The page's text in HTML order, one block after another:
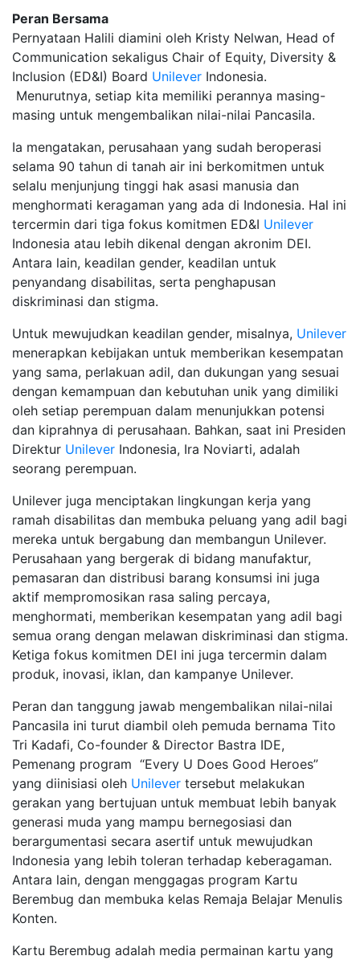
Peran Bersama
Pernyataan Halili diamini oleh Kristy Nelwan, Head of
Communication sekaligus Chair of Equity, Diversity &
Inclusion (ED&I) Board Unilever Indonesia.
Menurutnya, setiap kita memiliki perannya masing-
masing untuk mengembalikan nilai-nilai Pancasila.
Ia mengatakan, perusahaan yang sudah beroperasi
selama 90 tahun di tanah air ini berkomitmen untuk
selalu menjunjung tinggi hak asasi manusia dan
menghormati keragaman yang ada di Indonesia. Hal ini
tercermin dari tiga fokus komitmen ED&I Unilever
Indonesia atau lebih dikenal dengan akronim DEI.
Antara lain, keadilan gender, keadilan untuk
penyandang disabilitas, serta penghapusan
diskriminasi dan stigma.
Untuk mewujudkan keadilan gender, misalnya, Unilever
menerapkan kebijakan untuk memberikan kesempatan
yang sama, perlakuan adil, dan dukungan yang sesuai
dengan kemampuan dan kebutuhan unik yang dimiliki
oleh setiap perempuan dalam menunjukkan potensi
dan kiprahnya di perusahaan. Bahkan, saat ini Presiden
Direktur Unilever Indonesia, Ira Noviarti, adalah
seorang perempuan.
Unilever juga menciptakan lingkungan kerja yang
ramah disabilitas dan membuka peluang yang adil bagi
mereka untuk bergabung dan membangun Unilever.
Perusahaan yang bergerak di bidang manufaktur,
pemasaran dan distribusi barang konsumsi ini juga
aktif mempromosikan rasa saling percaya,
menghormati, memberikan kesempatan yang adil bagi
semua orang dengan melawan diskriminasi dan stigma.
Ketiga fokus komitmen DEI ini juga tercermin dalam
produk, inovasi, iklan, dan kampanye Unilever.
Peran dan tanggung jawab mengembalikan nilai-nilai
Pancasila ini turut diambil oleh pemuda bernama Tito
Tri Kadafi, Co-founder & Director Bastra IDE,
Pemenang program “Every U Does Good Heroes”
yang diinisiasi oleh Unilever tersebut melakukan
gerakan yang bertujuan untuk membuat lebih banyak
generasi muda yang mampu bernegosiasi dan
berargumentasi secara asertif untuk mewujudkan
Indonesia yang lebih toleran terhadap keberagaman.
Antara lain, dengan menggagas program Kartu
Berembug dan membuka kelas Remaja Belajar Menulis
Konten.
Kartu Berembug adalah media permainan kartu yang